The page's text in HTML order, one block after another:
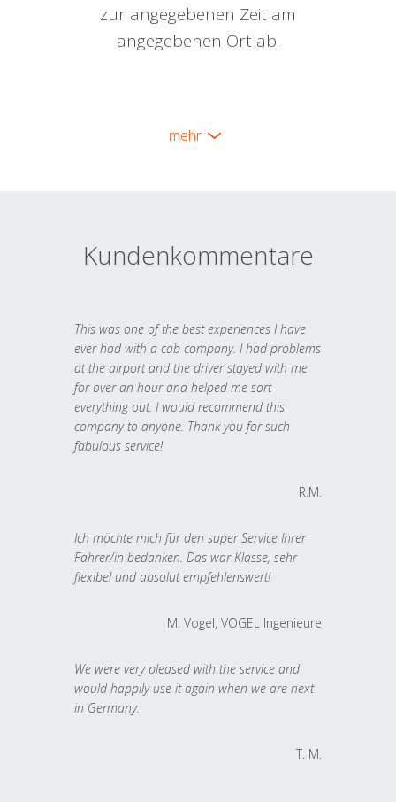
zur angegebenen Zeit am
angegebenen Ort ab.
mehr
Kundenkommentare
This was one of the best experiences I have
ever had with a cab company. I had problems
at the airport and the driver stayed with me
for over an hour and helped me sort
everything out. I would recommend this
company to anyone. Thank you for such
fabulous service!
R.M.
Ich möchte mich für den super Service Ihrer
Fahrer/in bedanken. Das war Klasse, sehr
flexibel und absolut empfehlenswert!
M. Vogel, VOGEL Ingenieure
We were very pleased with the service and
would happily use it again when we are next
in Germany.
T. M.